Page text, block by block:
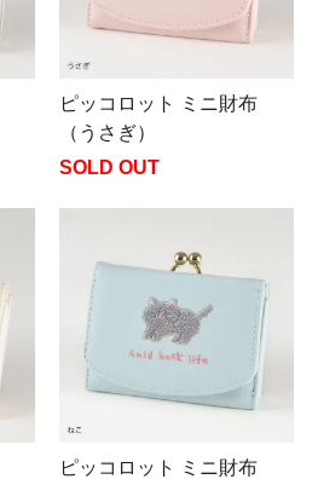
ピッコロット ミニ財布
（うさぎ）
SOLD OUT
ピッコロット ミニ財布